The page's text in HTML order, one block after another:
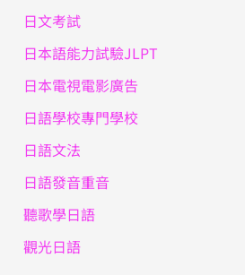
日文考試
日本語能力試驗JLPT
日本電視電影廣告
日語學校專門學校
日語文法
日語發音重音
聽歌學日語
觀光日語